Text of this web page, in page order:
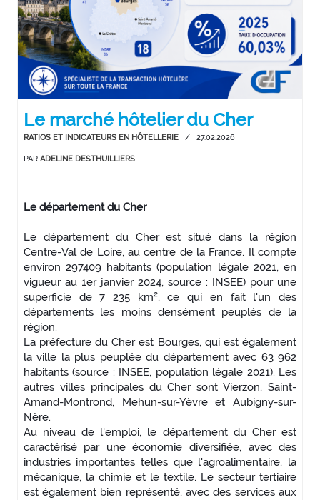
Le marché hôtelier du Cher
RATIOS ET INDICATEURS EN HÔTELLERIE / 27.02.2026
PAR ADELINE DESTHUILLIERS
Le département du Cher
Le département du Cher est situé dans la région
Centre-Val de Loire, au centre de la France. Il compte
environ 297409 habitants (population légale 2021, en
vigueur au 1er janvier 2024, source : INSEE) pour une
superficie de 7 235 km², ce qui en fait l'un des
départements les moins densément peuplés de la
région.
La préfecture du Cher est Bourges, qui est également
la ville la plus peuplée du département avec 63 962
habitants (source : INSEE, population légale 2021). Les
autres villes principales du Cher sont Vierzon, Saint-
Amand-Montrond, Mehun-sur-Yèvre et Aubigny-sur-
Nère.
Au niveau de l'emploi, le département du Cher est
caractérisé par une économie diversifiée, avec des
industries importantes telles que l'agroalimentaire, la
mécanique, la chimie et le textile. Le secteur tertiaire
est également bien représenté, avec des services aux